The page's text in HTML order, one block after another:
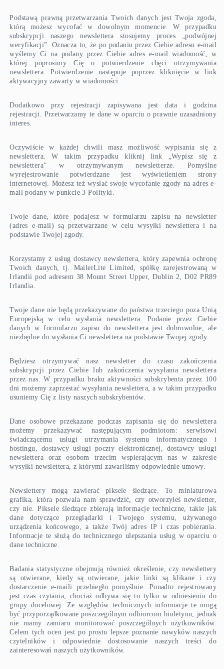
Podstawą prawną przetwarzania Twoich danych jest Twoja zgoda,
którą możesz wycofać w dowolnym momencie. W przypadku
subskrypcji naszego newslettera stosujemy proces „podwójnej
weryfikacji”. Oznacza to, że po podaniu przez Ciebie adresu e-mail
wyślemy Ci na podany przez Ciebie adres e-mail wiadomość, w
której poprosimy Cię o potwierdzenie chęci otrzymywania
newslettera. Potwierdzenie następuje poprzez kliknięcie w link
aktywacyjny zawarty w wiadomości.
Dodatkowo przy rejestracji zapisywana jest data i godzina
rejestracji. Przetwarzamy te dane w oparciu o prawnie uzasadniony
interes.
Oczywiście w każdej chwili masz możliwość wypisania się z
newslettera. W takim przypadku kliknij link „Wypisz się z
newslettera” w otrzymywanym newsletterze. Pomyślne
wyrejestrowanie potwierdzane jest wyświetleniem strony
internetowej. Możesz też wysłać swoje wycofanie zgody na adres e-
mail podany w punkcie 3 Polityki.
Twoje dane, które podajesz w formularzu zapisu na newsletter
(adres e-mail) są przetwarzane w celu wysyłki newslettera i na
podstawie Twojej zgody.
Korzystamy z usług dostawcy newslettera, który zapewnia ochronę
Twoich danych, tj. MailerLite Limited, spółkę zarejestrowaną w
Irlandii pod adresem 38 Mount Street Upper, Dublin 2, D02 PR89
Irlandia.
Twoje dane nie będą przekazywane do państwa trzeciego poza Unią
Europejską w celu wysłania newslettera. Podanie przez Ciebie
danych w formularzu zapisu do newslettera jest dobrowolne, ale
niezbędne do wysłania Ci newslettera na podstawie Twojej zgody.
Będziesz otrzymywać nasz newsletter do czasu zakończenia
subskrypcji przez Ciebie lub zakończenia wysyłania newslettera
przez nas. W przypadku braku aktywności subskrybenta przez 100
dni możemy zaprzestać wysyłania newslettera, a w takim przypadku
usuniemy Cię z listy naszych subskrybentów.
Dane osobowe przekazane podczas zapisania się do newslettera
możemy przekazywać następującym podmiotom: serwisowi
świadczącemu usługi utrzymania systemu informatycznego i
hostingu, dostawcy usługi poczty elektronicznej, dostawcy usługi
newslettera oraz osobom trzecim wspierającym nas w zakresie
wysyłki newslettera, z którymi zawarliśmy odpowiednie umowy.
Newslettery mogą zawierać piksele śledzące. To miniaturowa
grafika, która pozwala nam sprawdzić, czy otworzyłeś newsletter,
czy nie. Piksele śledzące zbierają informacje techniczne, takie jak
dane dotyczące przeglądarki i Twojego systemu, używanego
urządzenia końcowego, a także Twój adres IP i czas pobierania.
Informacje te służą do technicznego ulepszania usług w oparciu o
dane techniczne.
Badania statystyczne obejmują również określenie, czy newslettery
są otwierane, kiedy są otwierane, jakie linki są klikane i czy
dostarczenie e-maili przebiegło pomyślnie. Ponadto rejestrowany
jest czas czytania, chociaż odbywa się to tylko w odniesieniu do
grupy docelowej. Ze względów technicznych informacje te mogą
być przyporządkowane poszczególnym odbiorcom biuletynu, jednak
nie mamy zamiaru monitorować poszczególnych użytkowników.
Celem tych ocen jest po prostu lepsze poznanie nawyków naszych
czytelników i odpowiednie dostosowanie naszych treści do
zainteresowań naszych użytkowników.